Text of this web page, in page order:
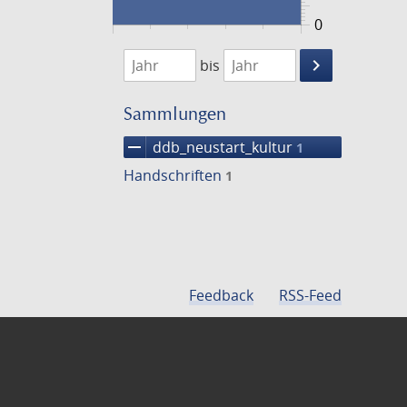
0
1474
1475
bis
keyboard_arrow_right
Suche
Sammlungen
remove ddb_neustart_kultur 1
Handschriften 1
Feedback RSS-Feed